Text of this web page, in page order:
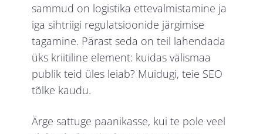
sammud on logistika ettevalmistamine ja
iga sihtriigi regulatsioonide järgimise
tagamine. Pärast seda on teil lahendada
üks kriitiline element: kuidas välismaa
publik teid üles leiab? Muidugi, teie SEO
tõlke kaudu.
Ärge sattuge paanikasse, kui te pole veel